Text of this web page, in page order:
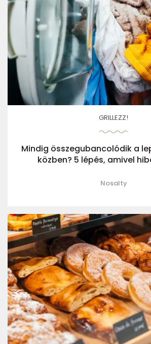
GRILLEZZ!
Mindig összegubancolódik a
közben? 5 lépés, amivel
Nosalty